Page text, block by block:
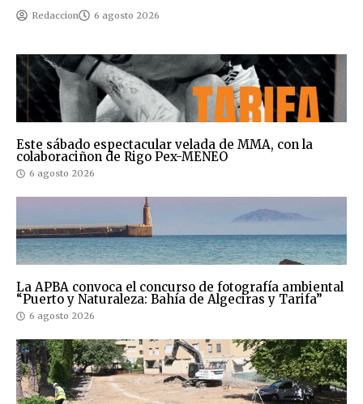
Redaccion 6 agosto 2026
Este sábado espectacular velada de MMA, con la
colaboraciñon de Rigo Pex-MENEO
6 agosto 2026
La APBA convoca el concurso de fotografía ambiental
“Puerto y Naturaleza: Bahía de Algeciras y Tarifa”
6 agosto 2026